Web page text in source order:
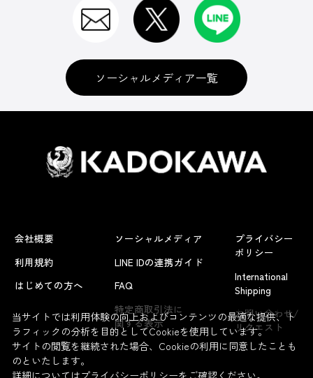
よくあるお問い合わせ
ソーシャルメディア一覧
会社概要
利用規約
はじめての方へ
ソーシャルメディア
LINE IDの連携ガイド
FAQ
特定商取引法に
関する表示
プライバシー
ポリシー
International
Shipping
お問い合わせ/
リクエスト
当サイトでは利用体験の向上およびコンテンツの最適な提供、ト
ラフィックの分析を目的としてCookieを使用しています。
サイトの閲覧を継続された場合、Cookieの利用に同意したことも
のといたします。